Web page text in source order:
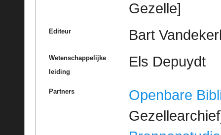
Gezelle]
Editeur Bart
Wetenschappelijke
leiding
Els Depuydt
Partners
Openbare